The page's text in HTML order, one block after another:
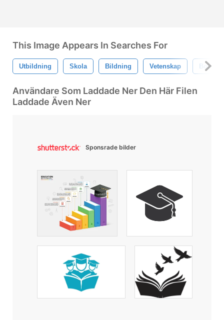
This Image Appears In Searches For
Utbildning Skola Bildning Vetenskap Bok
Användare Som Laddade Ner Den Här Filen
Laddade Även Ner
Sponsrade bilder